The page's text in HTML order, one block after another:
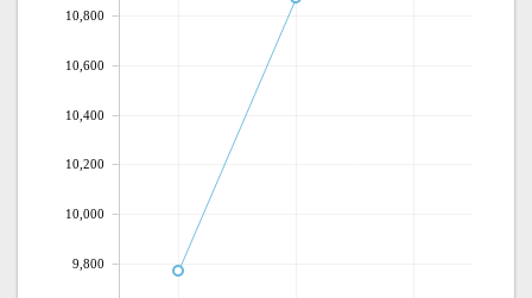
9,800
10,000
10,200
10,400
10,600
10,800